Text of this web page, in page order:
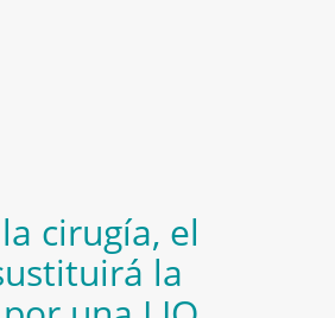
cirugía, el
la